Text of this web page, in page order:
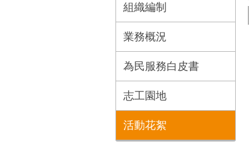
組織編制
業務概況
為民服務白皮書
志工園地
活動花絮